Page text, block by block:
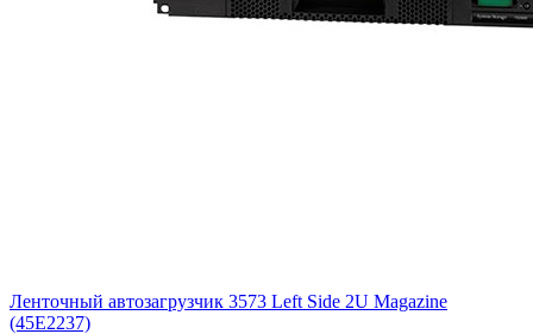
Ленточный автозагрузчик 3573 Left Side 2U Magazine
(45E2237)